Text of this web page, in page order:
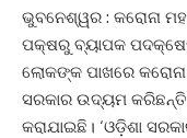
ଭୁବନେଶ୍ୱର : କରୋନା
ପକ୍ଷରୁ ବ୍ୟାପକ
ଲୋକଙ୍କ ପାଖରେ
ସରକାର ଉଦ୍ୟମ
କରାଯାଇଛି। ‘ଓଡ଼ିଶା